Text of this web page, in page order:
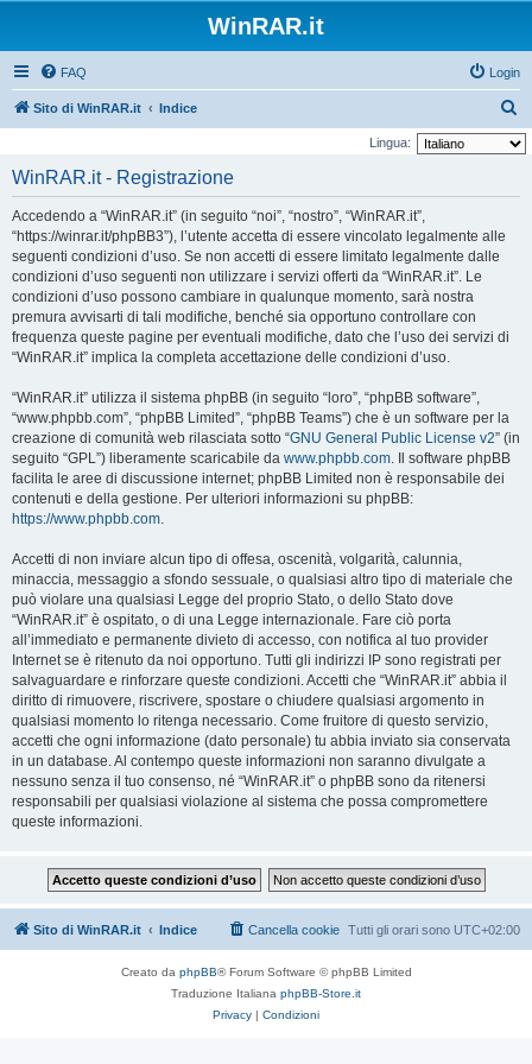
WinRAR.it
FAQ Login
Sito di WinRAR.it Indice
e
Lingua:
WinRAR.it - Registrazione
Accedendo a “WinRAR.it” (in seguito “noi”, “nostro”, “WinRAR.it”,
“https://winrar.it/phpBB3”), l’utente accetta di essere vincolato legalmente alle
seguenti condizioni d’uso. Se non accetti di essere limitato legalmente dalle
condizioni d’uso seguenti non utilizzare i servizi offerti da “WinRAR.it”. Le
condizioni d’uso possono cambiare in qualunque momento, sarà nostra
premura avvisarti di tali modifiche, benché sia opportuno controllare con
frequenza queste pagine per eventuali modifiche, dato che l’uso dei servizi di
“WinRAR.it” implica la completa accettazione delle condizioni d’uso.
“WinRAR.it” utilizza il sistema phpBB (in seguito “loro”, “phpBB software”,
“www.phpbb.com”, “phpBB Limited”, “phpBB Teams”) che è un software per la
creazione di comunità web rilasciata sotto “GNU General Public License v2” (in
seguito “GPL”) liberamente scaricabile da www.phpbb.com. Il software phpBB
facilita le aree di discussione internet; phpBB Limited non è responsabile dei
contenuti e della gestione. Per ulteriori informazioni su phpBB:
https://www.phpbb.com.
Accetti di non inviare alcun tipo di offesa, oscenità, volgarità, calunnia,
minaccia, messaggio a sfondo sessuale, o qualsiasi altro tipo di materiale che
può violare una qualsiasi Legge del proprio Stato, o dello Stato dove
“WinRAR.it” è ospitato, o di una Legge internazionale. Fare ciò porta
all’immediato e permanente divieto di accesso, con notifica al tuo provider
Internet se è ritenuto da noi opportuno. Tutti gli indirizzi IP sono registrati per
salvaguardare e rinforzare queste condizioni. Accetti che “WinRAR.it” abbia il
diritto di rimuovere, riscrivere, spostare o chiudere qualsiasi argomento in
qualsiasi momento lo ritenga necessario. Come fruitore di questo servizio,
accetti che ogni informazione (dato personale) tu abbia inviato sia conservata
in un database. Al contempo queste informazioni non saranno divulgate a
nessuno senza il tuo consenso, né “WinRAR.it” o phpBB sono da ritenersi
responsabili per qualsiasi violazione al sistema che possa compromettere
queste informazioni.
Sito di WinRAR.it Indice Tutti gli orari sono UTC+02:00
Cancella cookie
Creato da phpBB® Forum Software © phpBB Limited
Traduzione Italiana phpBB-Store.it
Privacy | Condizioni